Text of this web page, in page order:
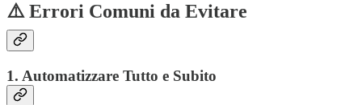
⚠️ Errori Comuni da Evitare
1. Automatizzare Tutto e Subito